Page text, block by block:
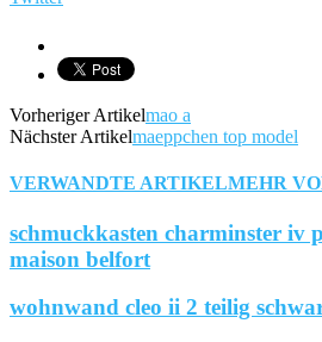
Vorheriger Artikelmao a
Nächster Artikelmaeppchen top model
VERWANDTE ARTIKELMEHR
schmuckkasten charminster iv
maison belfort
wohnwand cleo ii 2 teilig